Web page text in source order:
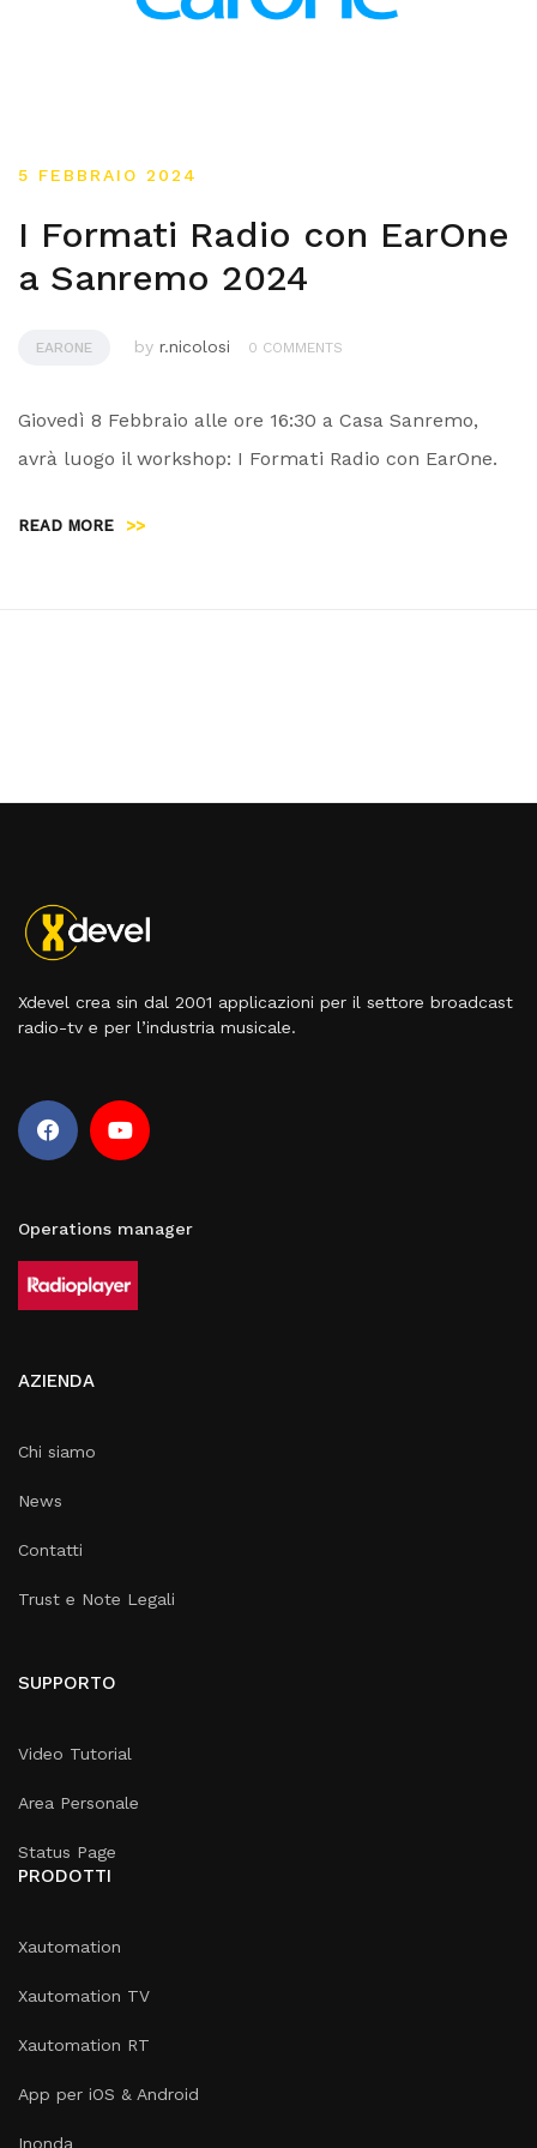
5 FEBBRAIO 2024
I Formati Radio con EarOne
a Sanremo 2024
EARONE by r.nicolosi 0 COMMENTS
Giovedì 8 Febbraio alle ore 16:30 a Casa Sanremo,
avrà luogo il workshop: I Formati Radio con EarOne.
READ MORE >>
Xdevel crea sin dal 2001 applicazioni per il settore broadcast
radio-tv e per l’industria musicale.
Operations manager
AZIENDA
Chi siamo
News
Contatti
Trust e Note Legali
SUPPORTO
Video Tutorial
Area Personale
Status Page
PRODOTTI
Xautomation
Xautomation TV
Xautomation RT
App per iOS & Android
Inonda